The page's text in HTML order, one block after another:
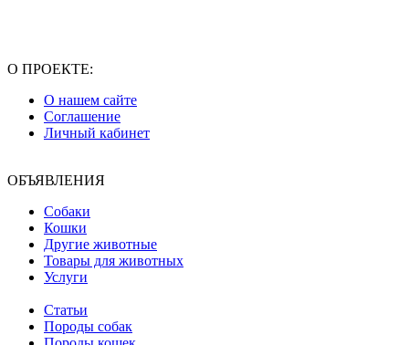
О ПРОЕКТЕ:
О нашем сайте
Соглашение
Личный кабинет
ОБЪЯВЛЕНИЯ
Собаки
Кошки
Другие животные
Товары для животных
Услуги
Статьи
Породы собак